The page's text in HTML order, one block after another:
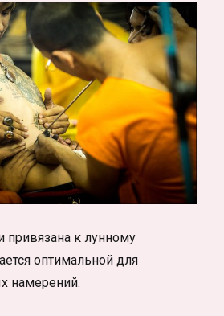
привязана к лунному
оптимальной для
намерений.